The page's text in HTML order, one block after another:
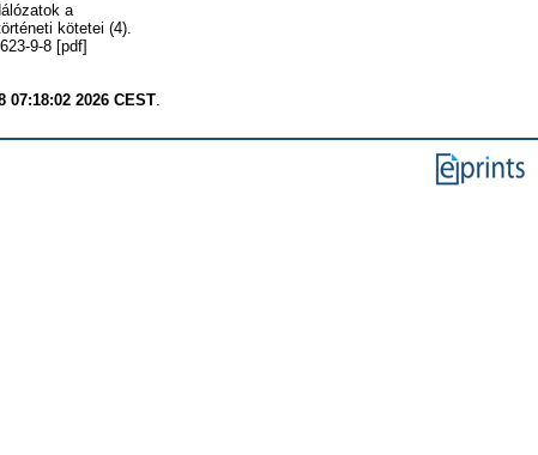
a
kötetei (4).
9-8 [pdf]
07:18:02 2026 CEST.